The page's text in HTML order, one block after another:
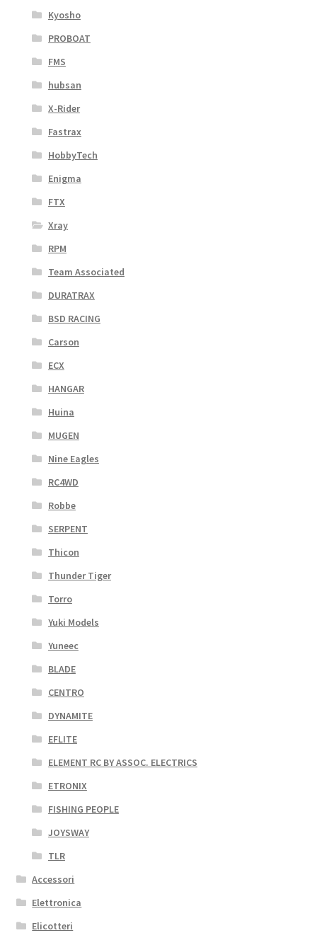
Kyosho
PROBOAT
FMS
hubsan
X-Rider
Fastrax
HobbyTech
Enigma
FTX
Xray
RPM
Team Associated
DURATRAX
BSD RACING
Carson
ECX
HANGAR
Huina
MUGEN
Nine Eagles
RC4WD
Robbe
SERPENT
Thicon
Thunder Tiger
Torro
Yuki Models
Yuneec
BLADE
CENTRO
DYNAMITE
EFLITE
ELEMENT RC BY ASSOC. ELECTRICS
ETRONIX
FISHING PEOPLE
JOYSWAY
TLR
Accessori
Elettronica
Elicotteri